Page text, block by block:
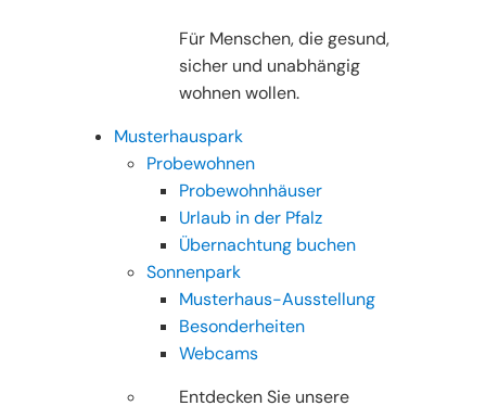
Für Menschen, die gesund,
sicher und unabhängig
wohnen wollen.
Musterhauspark
Probewohnen
Probewohnhäuser
Urlaub in der Pfalz
Übernachtung buchen
Sonnenpark
Musterhaus-Ausstellung
Besonderheiten
Webcams
Entdecken Sie unsere